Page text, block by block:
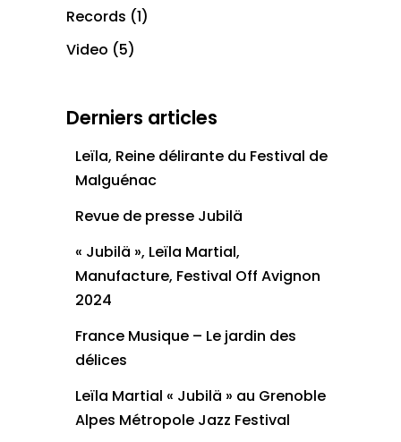
Records (1)
Video (5)
Derniers articles
Leïla, Reine délirante du Festival de
Malguénac
Revue de presse Jubilä
« Jubilä », Leïla Martial,
Manufacture, Festival Off Avignon
2024
France Musique – Le jardin des
délices
Leïla Martial « Jubilä » au Grenoble
Alpes Métropole Jazz Festival